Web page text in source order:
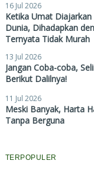
16 Jul 2026
Ketika Umat
Dunia, Dihadapkan
Ternyata Tidak Murah
13 Jul 2026
Jangan Coba-coba,
Berikut Dalilnya!
11 Jul 2026
Meski Banyak, Harta
Tanpa Berguna
TERPOPULER